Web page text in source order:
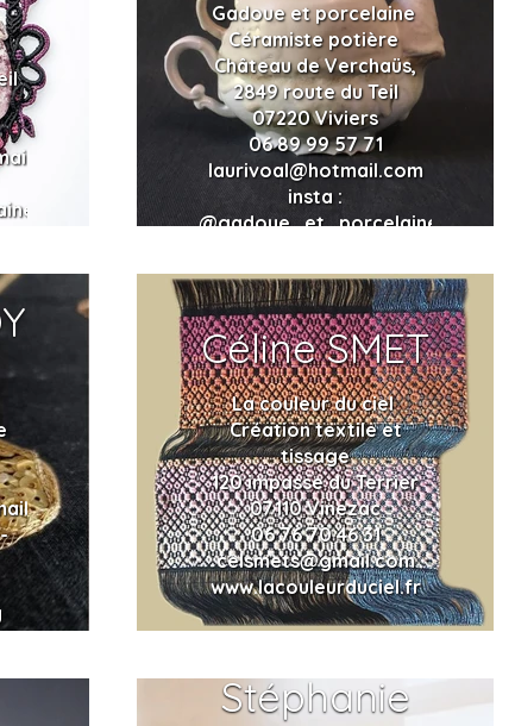
Gadoue et porcelaine
Céramiste potière
Château de Verchaüs,
2849 route du Teil
07220 Viviers
06 89 99 57 71
laurivoal@hotmail.com
insta :
@gadoue_et_porcelaine
Céline SMET
La couleur du ciel
Création textile et
tissage
120 impasse du Terrier
07110 Vinezac
06 76 70 46 31
celsmets@gmail.com
www.lacouleurduciel.fr
Stéphanie